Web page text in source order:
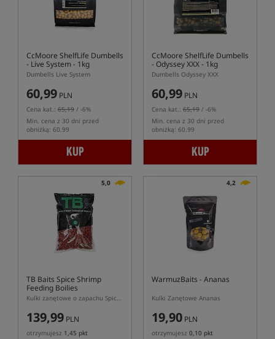
CcMoore ShelfLife Dumbells
- Live System - 1kg
Dumbells Live System
60,99 PLN
Cena kat.: 65,19 / -6%
Min. cena z 30 dni przed
obniżką: 60.99
KUP
CcMoore ShelfLife Dumbells
- Odyssey XXX - 1kg
Dumbells Odyssey XXX
60,99 PLN
Cena kat.: 65,19 / -6%
Min. cena z 30 dni przed
obniżką: 60.99
KUP
5,0
TB Baits Spice Shrimp
Feeding Boilies
Kulki zanętowe o zapachu Spice Shrimp
139,99 PLN
otrzymujesz 1,45 pkt
4,2
WarmuzBaits - Ananas
Kulki Zanętowe Ananas
19,90 PLN
otrzymujesz 0,10 pkt